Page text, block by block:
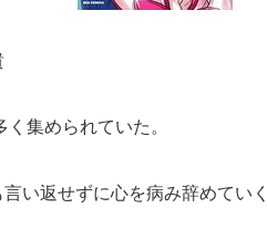
集められていた。
い返せずに心を病み辞めていく